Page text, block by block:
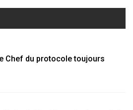
Chef du protocole toujours